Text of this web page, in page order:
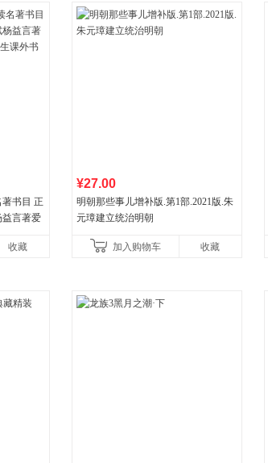
书目 正
益言著爱
收藏
¥27.00
明朝那些事儿增补版.第1部.2021版.朱
元璋建立统治明朝
加入购物车 收藏